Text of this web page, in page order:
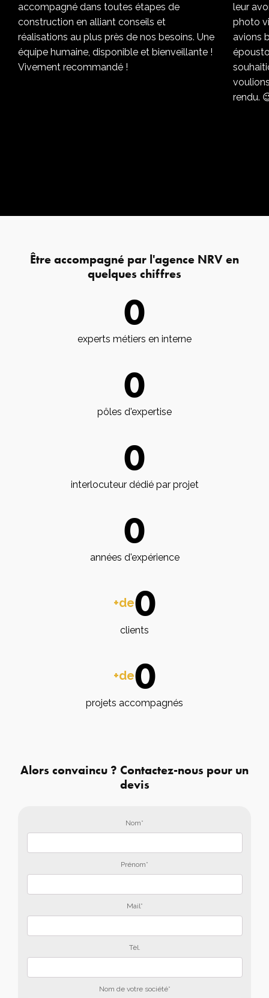
accompagné dans toutes étapes de
construction en alliant conseils et
réalisations au plus près de nos besoins. Une
équipe humaine, disponible et bienveillante !
Vivement recommandé !
leur
photo
avions
rendu.
Être accompagné par l'agence NRV en
quelques chiffres
0
experts métiers en interne
0
pôles d'expertise
0
interlocuteur dédié par projet
0
années d'expérience
+de0
clients
+de0
projets accompagnés
Alors convaincu ? Contactez-nous pour un
devis
Nom*
Prénom*
Mail*
Tèl.
Nom de votre société*